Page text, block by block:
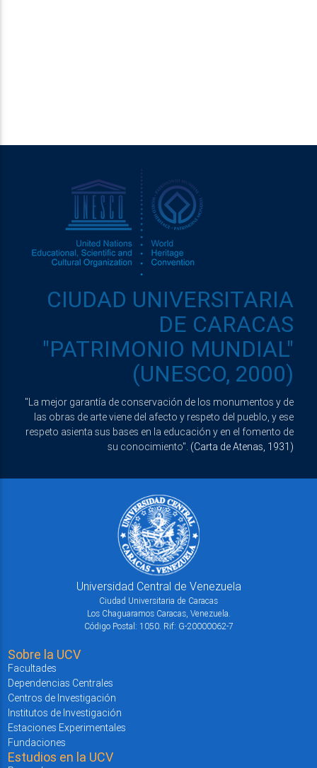
CIUDAD UNIVERSITARIA
DE CARACAS
"PATRIMONIO MUNDIAL"
(UNESCO, 2000)
"La mejor garantía de conservación de los monumentos y de
las obras de arte viene del afecto y respeto del pueblo, y ese
respeto asienta sus bases en la educación y en el fomento de
su conocimiento". (Carta de Atenas, 1931)
Universidad Central de Venezuela
Ciudad Universitaria de Caracas
Los Chaguaramos Caracas, Venezuela.
Código Postal: 1050. Rif: G-20000062-7
Sobre la UCV
Facultades
Dependencias Centrales
Centros de Investigación
Institutos de Investigación
Estaciones Experimentales
Fundaciones
Estudios en la UCV